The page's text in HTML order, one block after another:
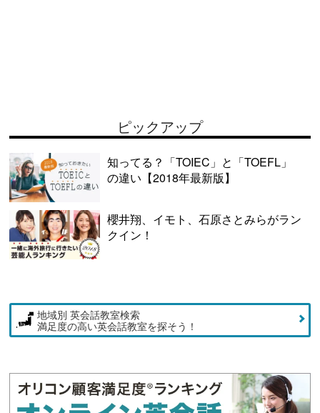
ピックアップ
知ってる？「TOIEC」と「TOEFL」
の違い【2018年最新版】
櫻井翔、イモト、石原さとみらがラン
クイン！
地域別 英会話教室検索
満足度の高い英会話教室を探そう！